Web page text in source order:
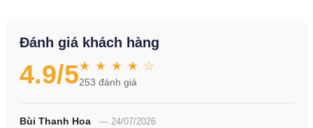
Đánh giá khách hàng
4.9/5★ ★ ★ ★ ☆
253 đánh giá
Bùi Thanh Hoa — 24/07/2026